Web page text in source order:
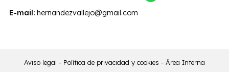
E-mail: hernandezvallejo@gmail.com
Aviso legal - Política de privacidad y cookies - Área Interna